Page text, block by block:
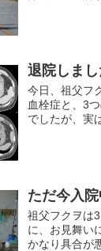
退院しまし
今日、祖父フ
血栓症と、3
でしたが、実
ただ今入院
祖父フクヲは
に、お見舞い
かなり具合が